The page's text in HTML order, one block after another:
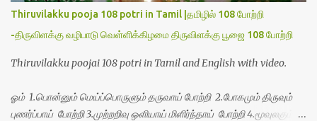
Thiruvilakku pooja 108 potri in Tamil |தமிழில் 108 போற்றி
-திருவிளக்கு வழிபாடு வெள்ளிக்கிழமை திருவிளக்கு பூஜை 108 போற்றி
Thiruvilakku poojai 108 potri in Tamil and English with video.
ஓம் 1.பொன்னும் மெய்ப்பொருளும் தருவாய் போற்றி 2.போகமும் திருவும்
புணர்ப்பாய் போற்றி 3.முற்றறிவு ஒளியாய் மிளிர்ந்தாய் போற்றி 4.மூவுலகும்